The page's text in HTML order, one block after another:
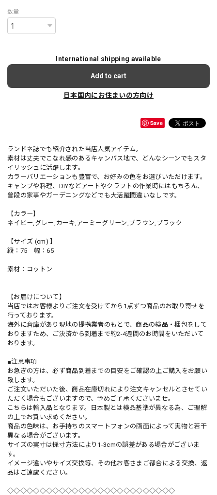
数量
International shipping available
Add to cart
日本国内にお住まいの方向け
Save
ランドネ誌でも紹介された当店人気アイテム。
素材は丈夫でこなれ感のあるキャンバス地で、どんなシーンでもスタ
イリッシュに活躍します。
カラーバリエーションも豊富で、お好みの色をお選びいただけます。
キャンプや料理、DIYなどアートやクラフトの作業時にはもちろん、
普段の家事やガーデニングなどでも大活躍間違いなしです。
【カラー】
ネイビー,グレー,カーキ,アーミーグリーン,ブラウン,ブラック
【サイズ (cm) 】
縦：75 幅：65
素材：コットン
【お届けについて】
当店ではお客様よりご注文を受けてから1点ずつ商品のお取り寄せを
行っております。
海外に倉庫があり現地の提携業者のもとで、商品の検品・梱包をして
おりますため、ご決済から到着まで約2-4週間のお時間をいただいて
おります。
■注意事項
お急ぎの方は、必ず商品到着までの目安をご確認の上ご購入をお願い
致します。
ご注文いただいた後、商品在庫切れにより注文キャンセルとさせてい
ただく場合もございますので、予めご了承くださいませ。
こちらは輸入品となります。日本製とは検品基準が異なる為、ご理解
の上でお買い求めください。
商品の色味は、お手持ちのスマートフォンの画面によって実物と若干
異なる場合がございます。
サイズの実寸は採寸方法により1-3cmの誤差がある場合がございま
す。
イメージ違いやサイズ交換等、その他お客さまご都合による交換、返
品はご遠慮ください。
◇◇◇◇◇◇◇◇◇◇◇◇◇◇◇◇◇◇◇◇◇◇◇◇◇◇